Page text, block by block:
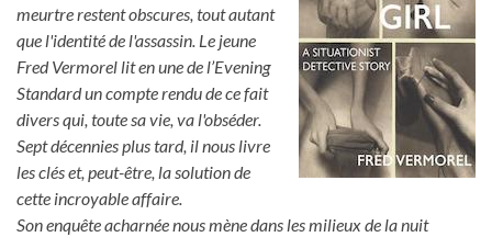
meurtre restent obscures, tout autant
que l'identité de l'assassin. Le jeune
Fred Vermorel lit en une de l’Evening
Standard un compte rendu de ce fait
divers qui, toute sa vie, va l'obséder.
Sept décennies plus tard, il nous livre
les clés et, peut-être, la solution de
cette incroyable affaire.
Son enquête acharnée nous mène dans les milieux de la nuit